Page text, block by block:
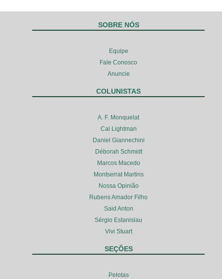
SOBRE NÓS
Equipe
Fale Conosco
Anuncie
COLUNISTAS
A. F. Monquelat
Cal Lightman
Daniel Giannechini
Déborah Schmidt
Marcos Macedo
Montserrat Martins
Nossa Opinião
Rubens Amador Filho
Said Anton
Sérgio Estanislau
Vivi Stuart
SEÇÕES
Pelotas